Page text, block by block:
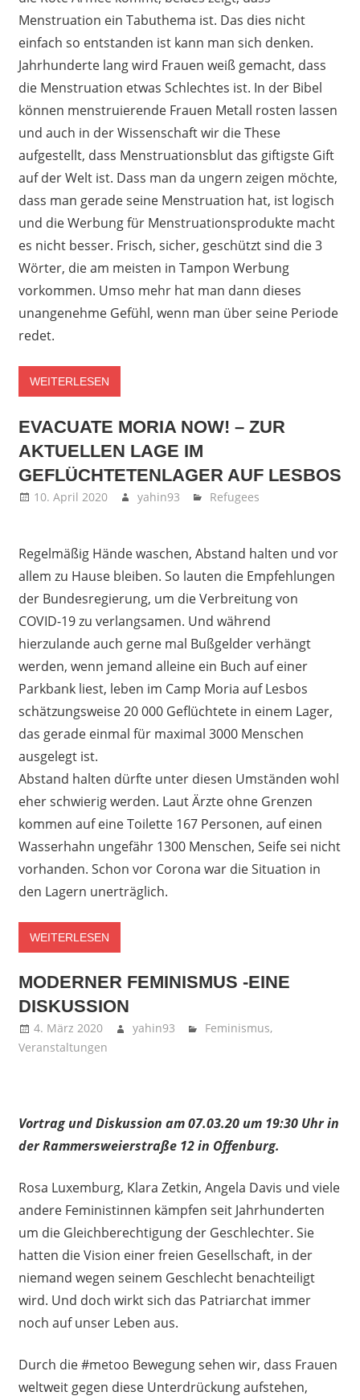
Menstruation ein Tabuthema ist. Das dies nicht
einfach so entstanden ist kann man sich denken.
Jahrhunderte lang wird Frauen weiß gemacht, dass
die Menstruation etwas Schlechtes ist. In der Bibel
können menstruierende Frauen Metall rosten lassen
und auch in der Wissenschaft wir die These
aufgestellt, dass Menstruationsblut das giftigste Gift
auf der Welt ist. Dass man da ungern zeigen möchte,
dass man gerade seine Menstruation hat, ist logisch
und die Werbung für Menstruationsprodukte macht
es nicht besser. Frisch, sicher, geschützt sind die 3
Wörter, die am meisten in Tampon Werbung
vorkommen. Umso mehr hat man dann dieses
unangenehme Gefühl, wenn man über seine Periode
redet.
WEITERLESEN
EVACUATE MORIA NOW! – ZUR
AKTUELLEN LAGE IM
GEFLÜCHTETENLAGER AUF LESBOS
10. April 2020 yahin93 Refugees
Regelmäßig Hände waschen, Abstand halten und vor
allem zu Hause bleiben. So lauten die Empfehlungen
der Bundesregierung, um die Verbreitung von
COVID-19 zu verlangsamen. Und während
hierzulande auch gerne mal Bußgelder verhängt
werden, wenn jemand alleine ein Buch auf einer
Parkbank liest, leben im Camp Moria auf Lesbos
schätzungsweise 20 000 Geflüchtete in einem Lager,
das gerade einmal für maximal 3000 Menschen
ausgelegt ist.
Abstand halten dürfte unter diesen Umständen wohl
eher schwierig werden. Laut Ärzte ohne Grenzen
kommen auf eine Toilette 167 Personen, auf einen
Wasserhahn ungefähr 1300 Menschen, Seife sei nicht
vorhanden. Schon vor Corona war die Situation in
den Lagern unerträglich.
WEITERLESEN
MODERNER FEMINISMUS -EINE
DISKUSSION
4. März 2020 yahin93 Feminismus,
Veranstaltungen
Vortrag und Diskussion am 07.03.20 um 19:30 Uhr in
der Rammersweierstraße 12 in Offenburg.
Rosa Luxemburg, Klara Zetkin, Angela Davis und viele
andere Feministinnen kämpfen seit Jahrhunderten
um die Gleichberechtigung der Geschlechter. Sie
hatten die Vision einer freien Gesellschaft, in der
niemand wegen seinem Geschlecht benachteiligt
wird. Und doch wirkt sich das Patriarchat immer
noch auf unser Leben aus.
Durch die #metoo Bewegung sehen wir, dass Frauen
weltweit gegen diese Unterdrückung aufstehen,